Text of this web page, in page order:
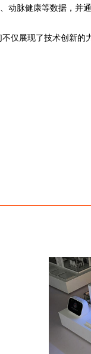
动脉健康等数据，并
仅展现了技术创新